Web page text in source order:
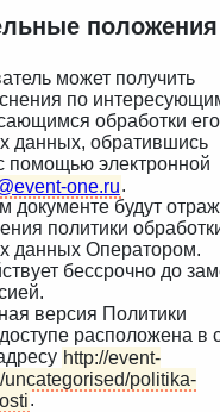
положения
может получить
по
обработки его
данных, обратившись
помощью электронной
one.ru.
документе будут
политики
данных Оператором.
бессрочно до
версия Политики
расположена в
http://event-
politika-
.